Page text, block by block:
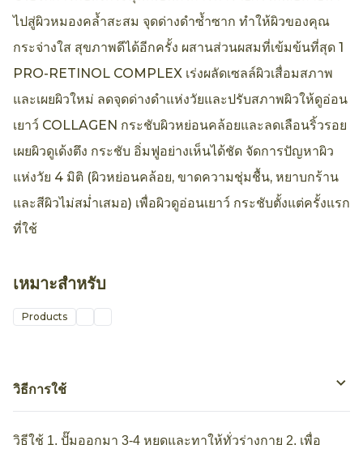
ไปสู่ผิวหมองคล้ำสะสม จุดด่างดำซ้ำซาก ทำให้ผิวของคุณ
กระจ่างใส สุขภาพดีได้อีกครั้ง ผสานส่วนผสมที่เข้มข้นที่สุด 1
PRO-RETINOL COMPLEX เร่งผลัดเซลล์ผิวเสื่อมสภาพ
และเผยผิวใหม่ ลดจุดด่างดำแห่งวัยและปรับสภาพผิวให้ดูอ่อน
เยาว์ COLLAGEN กระชับผิวหย่อนคล้อยและลดเลือนริ้วรอย
เผยผิวดูเด้งตึง กระชับ อิ่มฟูอย่างเห็นได้ชัด จัดการปัญหาผิว
แห่งวัย 4 มิติ (ผิวหย่อนคล้อย, ขาดความชุ่มชื้น, หยาบกร้าน
และสีผิวไม่สม่ำเสมอ) เพื่อผิวดูอ่อนเยาว์ กระชับตั้งแต่ครั้งแรก
ที่ใช้
เหมาะสำหรับ
Products
วิธีการใช้
วิธีใช้ 1. ปั๊มออกมา 3-4 หยดและทาให้ทั่วร่างกาย 2. เพื่อ